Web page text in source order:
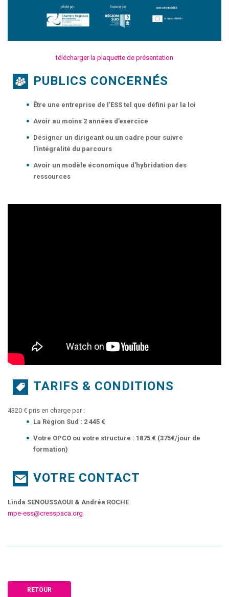
télécharger la plaquette de présentation
PUBLICS CONCERNÉS
Être une entreprise de l’ESS tel que défini par la loi
Avoir au moins 2 années d’exercice
Désigner un dirigeant ou un cadre pour suivre
l’intégralité du parcours
Avoir un modèle économique d’hybridation des
ressources
TARIFS & CONDITIONS
4320 € pris en charge par :
La Région Sud : 2 445 €
Votre OPCO ou votre structure : 1875 € (375€/jour de
formation)
VOTRE CONTACT
Linda SENOUSSAOUI & Andréa ROCHE
mpe-ess@cresspaca.org
RETOUR